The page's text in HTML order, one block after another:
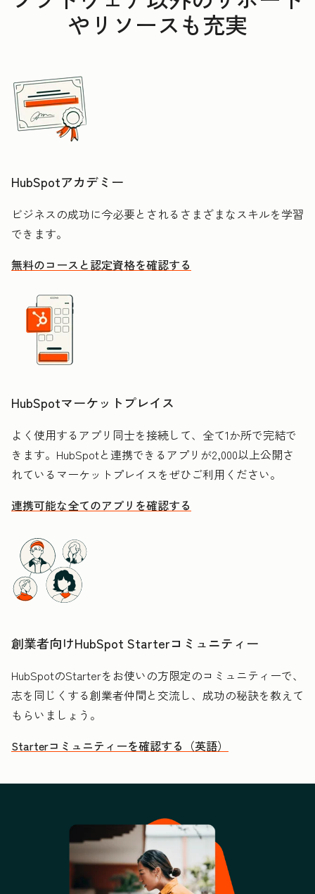
やリソースも充実
HubSpotアカデミー
ビジネスの成功に今必要とされるさまざまなスキルを学習
できます。
無料のコースと認定資格を確認する
HubSpotマーケットプレイス
よく使用するアプリ同士を接続して、全て1か所で完結で
きます。HubSpotと連携できるアプリが2,000以上公開さ
れているマーケットプレイスをぜひご利用ください。
連携可能な全てのアプリを確認する
創業者向けHubSpot Starterコミュニティー
HubSpotのStarterをお使いの方限定のコミュニティーで、
志を同じくする創業者仲間と交流し、成功の秘訣を教えて
もらいましょう。
Starterコミュニティーを確認する（英語）